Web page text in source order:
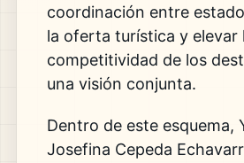
coordinación entre
la oferta turística y elevar
competitividad de los
una visión conjunta.
Dentro de este esquema,
Josefina Cepeda